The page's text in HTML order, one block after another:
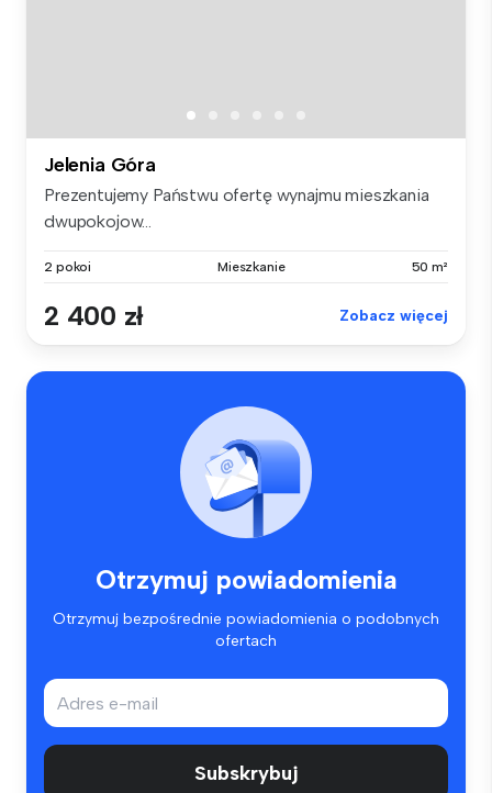
Jelenia Góra
Prezentujemy Państwu ofertę wynajmu mieszkania
dwupokojow...
2 pokoi Mieszkanie 50 m²
2 400 zł Zobacz więcej
Otrzymuj powiadomienia
Otrzymuj bezpośrednie powiadomienia o podobnych
ofertach
Subskrybuj